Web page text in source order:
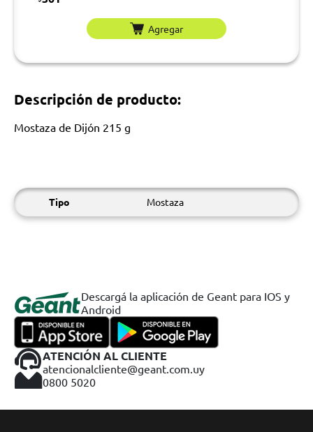
Agregar
Descripción de producto:
Mostaza de Dijón 215 g
Tipo Mostaza
Descargá la aplicación de Geant para IOS y
Android
ATENCIÓN AL CLIENTE
atencionalcliente@geant.com.uy
0800 5020